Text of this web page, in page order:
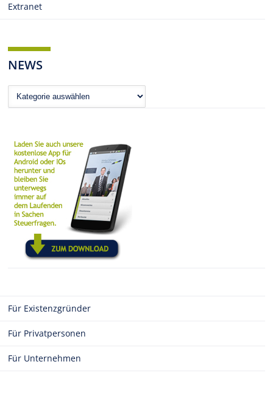
Extranet
NEWS
News
Für Existenzgründer
Für Privatpersonen
Für Unternehmen